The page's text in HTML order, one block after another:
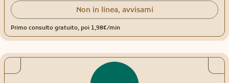
Non in linea, avvisami
Primo consulto gratuito, poi 1,98€/min